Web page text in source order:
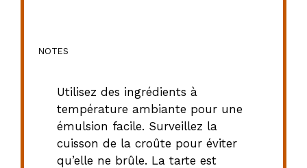
NOTES
Utilisez des ingrédients à
température ambiante pour une
émulsion facile. Surveillez la
cuisson de la croûte pour éviter
qu’elle ne brûle. La tarte est